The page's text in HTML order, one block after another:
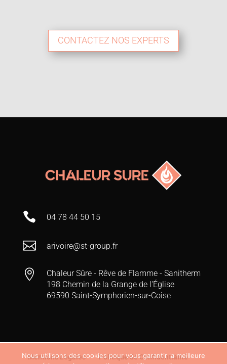
CONTACTEZ NOS EXPERTS
 04 78 44 50 15
 arivoire@st-group.fr

Chaleur Sûre - Rêve de Flamme - Sanitherm
198 Chemin de la Grange de l'Église
69590 Saint-Symphorien-sur-Coise
Mentions Légales Politique de Confidentialité
Nous utilisons des cookies pour vous garantir la meilleure